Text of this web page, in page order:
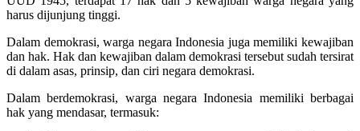
harus dijunjung tinggi.
Dalam demokrasi, warga negara Indonesia juga memiliki kewajiban
dan hak. Hak dan kewajiban dalam demokrasi tersebut sudah tersirat
di dalam asas, prinsip, dan ciri negara demokrasi.
Dalam berdemokrasi, warga negara Indonesia memiliki berbagai
hak yang mendasar, termasuk: